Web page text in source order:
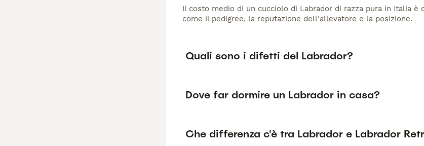
Il costo medio di un cucciolo di Labrador di razza pura in Italia
come il pedigree, la reputazione dell'allevatore e la posizione.
Quali sono i difetti del Labrador?
Dove far dormire un Labrador in casa?
Che differenza c'è tra Labrador e Labrador